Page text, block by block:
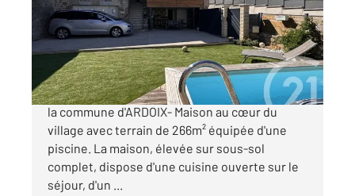
Maison à vendre
249 000 €
A découvrir dans votre agence Century21 sur
la commune d'ARDOIX- Maison au cœur du
village avec terrain de 266m² équipée d'une
piscine. La maison, élevée sur sous-sol
complet, dispose d'une cuisine ouverte sur le
séjour, d'un ...